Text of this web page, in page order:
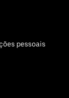
pessoais